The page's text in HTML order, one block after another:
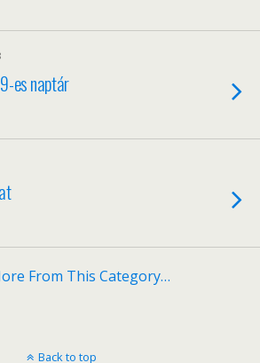
es naptár
From This Category…
Back to top